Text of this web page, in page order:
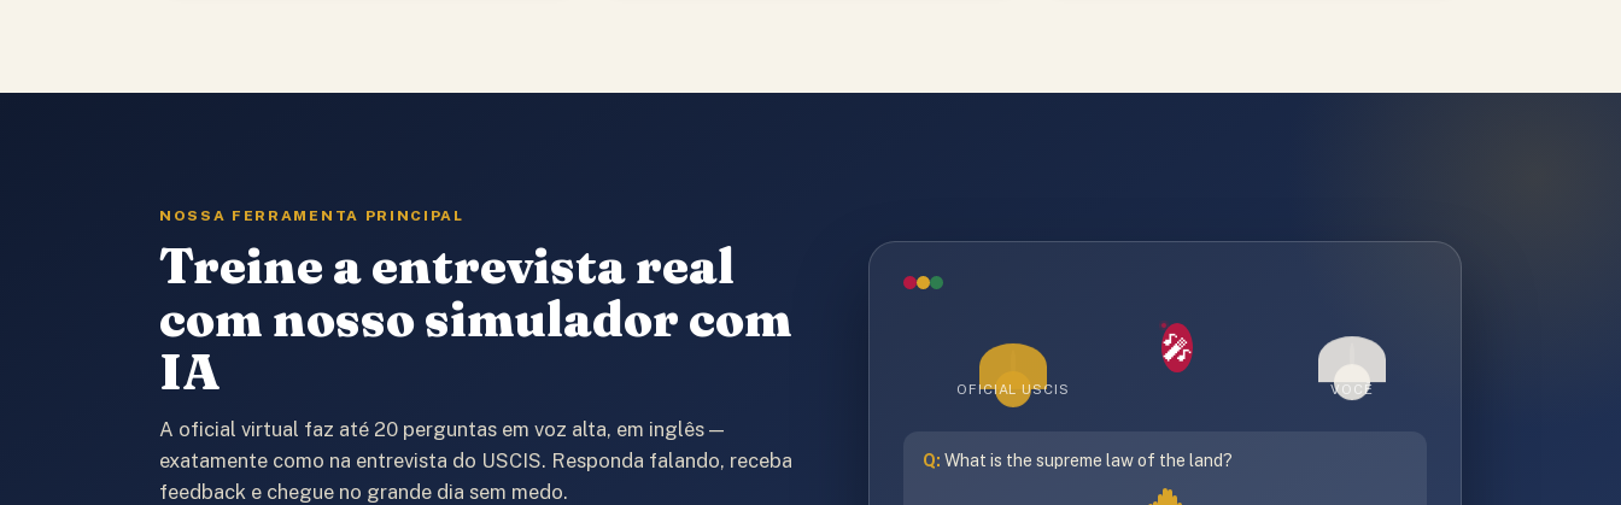
NOSSA FERRAMENTA PRINCIPAL
Treine a entrevista real
com nosso simulador com
IA
A oficial virtual faz até 20 perguntas em voz alta, em inglês —
exatamente como na entrevista do USCIS. Responda falando, receba
feedback e chegue no grande dia sem medo.
OFICIAL USCIS
🎤
VOCÊ
Q: What is the supreme law of the land?